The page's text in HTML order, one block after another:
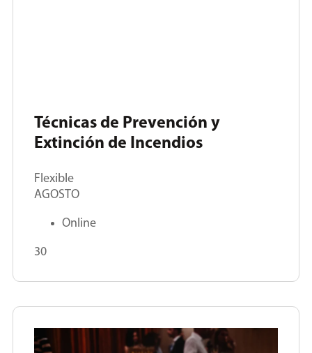
Técnicas de Prevención y
Extinción de Incendios
Flexible
AGOSTO
Online
30